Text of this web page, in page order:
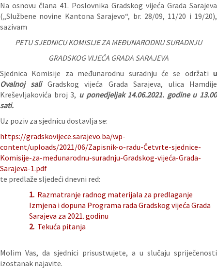
Na osnovu člana 41. Poslovnika Gradskog vijeća Grada Sarajeva
(„Službene novine Kantona Sarajevo“, br. 28/09, 11/20 i 19/20),
sazivam
PETU SJEDNICU KOMISIJE ZA MEĐUNARODNU SURADNJU
GRADSKOG VIJEĆA GRADA SARAJEVA
Sjednica Komisije za međunarodnu suradnju će se održati u
Ovalnoj saliGradskog vijeća Grada Sarajeva, ulica Hamdije
Kreševljakovića broj 3, u ponedjeljak 14.06.2021. godine u 13.00
sati.
Uz poziv za sjednicu dostavlja se:
https://gradskovijece.sarajevo.ba/wp-
content/uploads/2021/06/Zapisnik-o-radu-Četvrte-sjednice-
Komisije-za-međunarodnu-suradnju-Gradskog-vijeća-Grada-
Sarajeva-1.pdf
te predlaže sljedeći dnevni red:
1. Razmatranje radnog materijala za predlaganje
Izmjena i dopuna Programa rada Gradskog vijeća Grada
Sarajeva za 2021. godinu
2. Tekuća pitanja
Molim Vas, da sjednici prisustvujete, a u slučaju spriječenosti
izostanak najavite.